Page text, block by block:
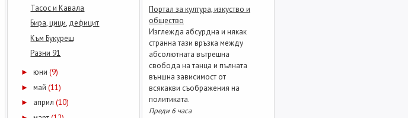
Портал за култура, изкуство и
общество
Изглежда абсурдна и някак
странна тази връзка между
абсолютната вътрешна
свобода на танца и пълната
външна зависимост от
всякакви съображения на
политиката.
Преди 6 часа
Тасос и Кавала
Бира, цици, дефицит
Към Букурещ
Разни 91
► юни (9)
► май (11)
► април (10)